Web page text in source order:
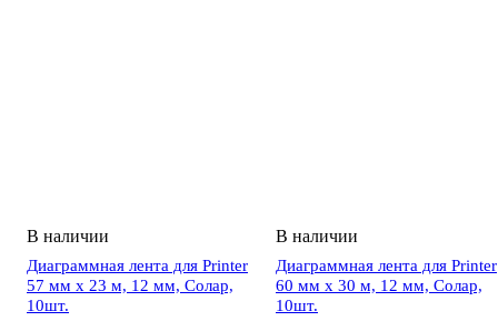
Диаграммная лента для Printer
57 мм х 23 м, 12 мм, Солар,
10шт.
Диаграммная лента для Printer
60 мм х 30 м, 12 мм, Солар,
10шт.